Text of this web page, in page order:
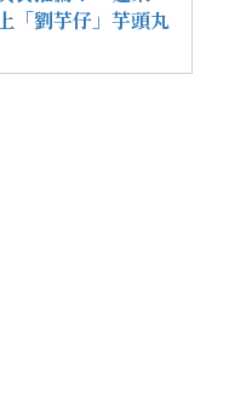
「劉芋仔」芋頭丸